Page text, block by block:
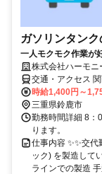
ガソリンタン
一人モクモク作業が
株式会社ハーモニ
交通・アクセス
時給1,400円～
三重県鈴鹿市
勤務時間詳細 8：
ります。
仕事内容 ✨✨交
ック) を製造して
ラインでの製造